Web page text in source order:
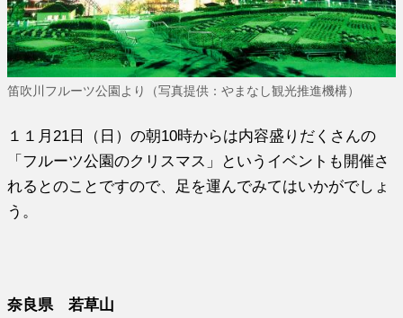
笛吹川フルーツ公園より（写真提供：やまなし観光推進機構）
１１月21日（日）の朝10時からは内容盛りだくさんの
「フルーツ公園のクリスマス」というイベントも開催さ
れるとのことですので、足を運んでみてはいかがでしょ
う。
奈良県 若草山